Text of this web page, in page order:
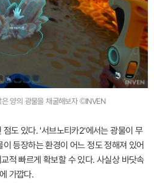
양의 광물을 채굴해보자 ©INVEN
도 있다. '서브노티카2'에서는 광물이 무
등장하는 환경이 어느 정도 정해져 있어
적 빠르게 확보할 수 있다. 사실상 바닷속
가깝다.